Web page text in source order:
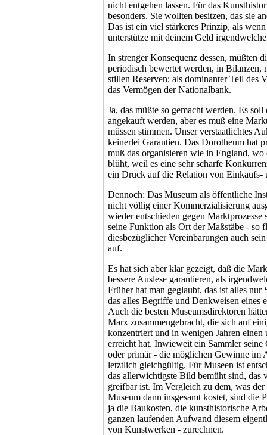
nicht entgehen lassen. Für das
besonders. Sie wollten besitzen, das sie
Das ist ein viel stärkeres Prinzip, als
unterstütze mit deinem Geld
In strenger Konsequenz dessen, müßten
periodisch bewertet werden, in Bilanzen,
stillen Reserven; als dominanter Teil des
das Vermögen der Nationalbank.
Ja, das müßte so gemacht werden. Es
angekauft werden, aber es muß eine
müssen stimmen. Unser verstaatlichtes
keinerlei Garantien. Das Dorotheum hat
muß das organisieren wie in England, wo
blüht, weil es eine sehr scharfe
ein Druck auf die Relation von Einkaufs-
Dennoch: Das Museum als öffentliche
nicht völlig einer Kommerzialisierung
wieder entschieden gegen
seine Funktion als Ort der Maßstäbe - so
diesbezüglicher Vereinbarungen auch
auf.
Es hat sich aber klar gezeigt, daß die
bessere Auslese garantieren, als
Früher hat man geglaubt, das ist alles
das alles Begriffe und Denkweisen eines
Auch die besten Museumsdirektoren
Marx zusammengebracht, die sich auf
konzentriert und in wenigen Jahren einen
erreicht hat. Inwieweit ein Sammler
oder primär - die möglichen Gewinne im
letztlich gleichgültig. Für Museen ist
das allerwichtigste Bild bemüht sind, das
greifbar ist. Im Vergleich zu dem, was
Museum dann insgesamt kostet, sind die
ja die Baukosten, die kunsthistorische
ganzen laufenden Aufwand diesem
von Kunstwerken - zurechnen.